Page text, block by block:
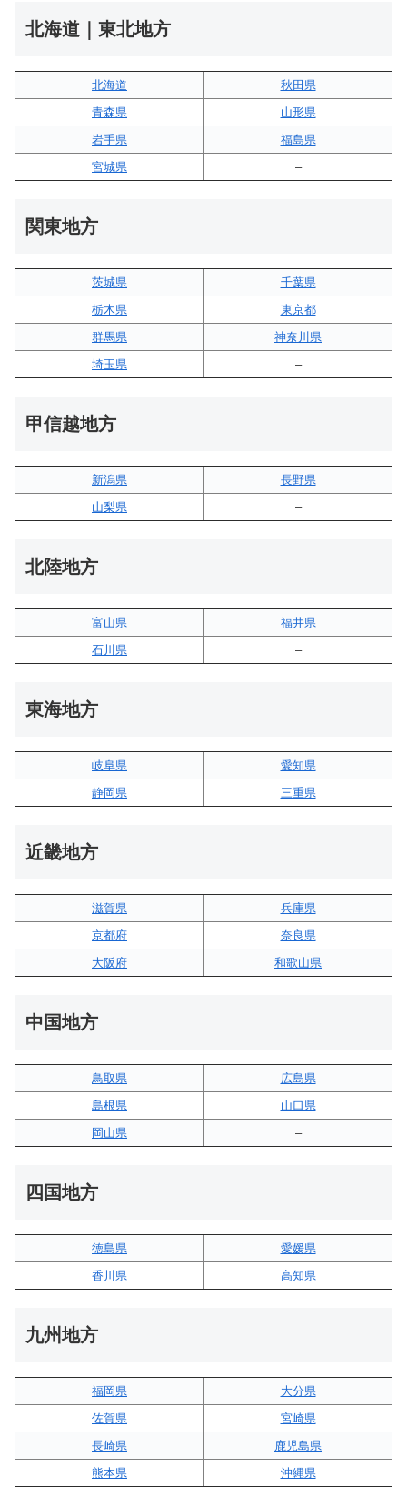
北海道｜東北地方
北海道
秋田県
青森県
山形県
岩手県
福島県
宮城県
–
関東地方
茨城県
千葉県
栃木県
東京都
群馬県
神奈川県
埼玉県
–
甲信越地方
新潟県
長野県
山梨県
–
北陸地方
富山県
福井県
石川県
–
東海地方
岐阜県
愛知県
静岡県
三重県
近畿地方
滋賀県
兵庫県
京都府
奈良県
大阪府
和歌山県
中国地方
鳥取県
広島県
島根県
山口県
岡山県
–
四国地方
徳島県
愛媛県
香川県
高知県
九州地方
福岡県
大分県
佐賀県
宮崎県
長崎県
鹿児島県
熊本県
沖縄県